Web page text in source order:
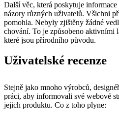
Další věc, která poskytuje
názory různých uživatelů. Všichni
pomohla. Nebyly zjištěny žádné
chování. To je způsobeno aktivními
které jsou přírodního původu.
Uživatelské recenze
Stejně jako mnoho výrobců,
práci, aby informovali své webové
jejich produktu. Co z toho plyne: